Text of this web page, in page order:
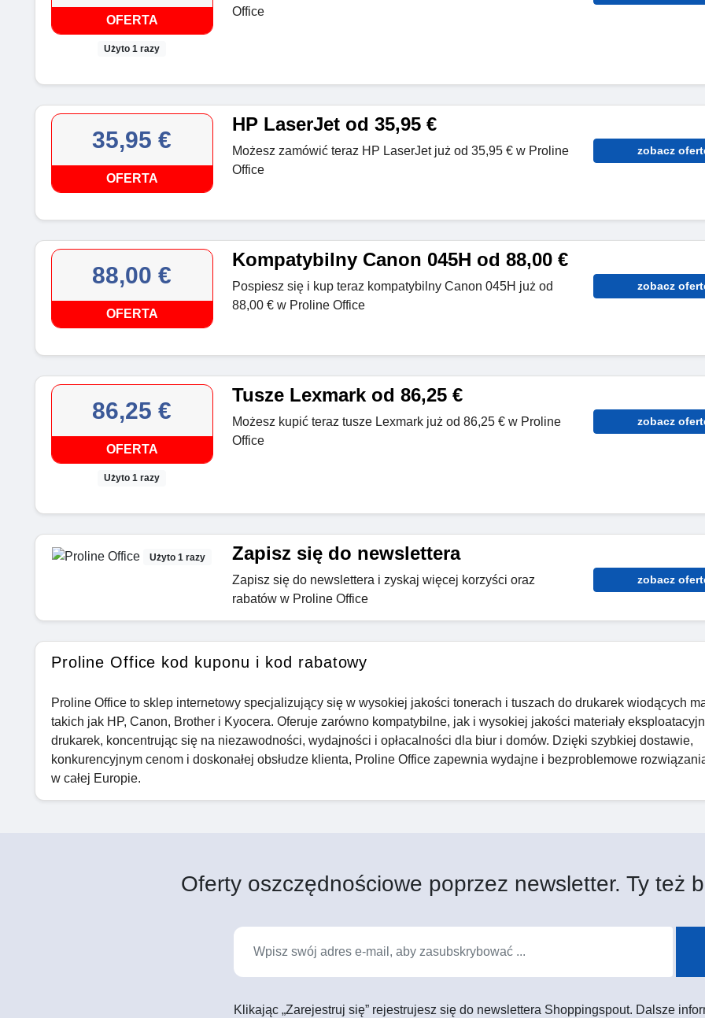
OFERTA
Użyto 1 razy
Office
35,95 €
OFERTA
HP LaserJet od 35,95 €
Możesz zamówić teraz HP LaserJet już od 35,95 € w Proline
Office
zobacz
88,00 €
OFERTA
Kompatybilny Canon 045H od 88,00 €
Pospiesz się i kup teraz kompatybilny Canon 045H już od
88,00 € w Proline Office
zobacz
86,25 €
OFERTA
Użyto 1 razy
Tusze Lexmark od 86,25 €
Możesz kupić teraz tusze Lexmark już od 86,25 € w Proline
Office
zobacz
Użyto 1 razy Zapisz się do newslettera
Zapisz się do newslettera i zyskaj więcej korzyści oraz
rabatów w Proline Office
zobacz
Proline Office kod kuponu i kod rabatowy
Proline Office to sklep internetowy specjalizujący się w wysokiej jakości tonerach i tuszach do drukarek wiodących
takich jak HP, Canon, Brother i Kyocera. Oferuje zarówno kompatybilne, jak i wysokiej jakości materiały
drukarek, koncentrując się na niezawodności, wydajności i opłacalności dla biur i domów. Dzięki szybkiej dostawie,
konkurencyjnym cenom i doskonałej obsłudze klienta, Proline Office zapewnia wydajne i bezproblemowe
w całej Europie.
Oferty oszczędnościowe poprzez newsletter. Ty też
Klikając „Zarejestruj się” rejestrujesz się do newslettera Shoppingspout. Dalsze